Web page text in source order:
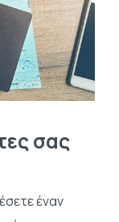
σας
έναν